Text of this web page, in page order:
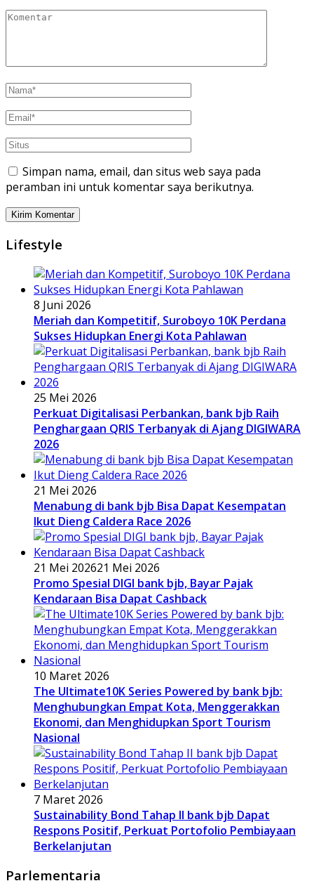
Simpan nama, email, dan situs web saya pada
peramban ini untuk komentar saya berikutnya.
Lifestyle
8 Juni 2026
Meriah dan Kompetitif, Suroboyo 10K Perdana
Sukses Hidupkan Energi Kota Pahlawan
25 Mei 2026
Perkuat Digitalisasi Perbankan, bank bjb Raih
Penghargaan QRIS Terbanyak di Ajang DIGIWARA
2026
21 Mei 2026
Menabung di bank bjb Bisa Dapat Kesempatan
Ikut Dieng Caldera Race 2026
21 Mei 202621 Mei 2026
Promo Spesial DIGI bank bjb, Bayar Pajak
Kendaraan Bisa Dapat Cashback
10 Maret 2026
The Ultimate10K Series Powered by bank bjb:
Menghubungkan Empat Kota, Menggerakkan
Ekonomi, dan Menghidupkan Sport Tourism
Nasional
7 Maret 2026
Sustainability Bond Tahap II bank bjb Dapat
Respons Positif, Perkuat Portofolio Pembiayaan
Berkelanjutan
Parlementaria